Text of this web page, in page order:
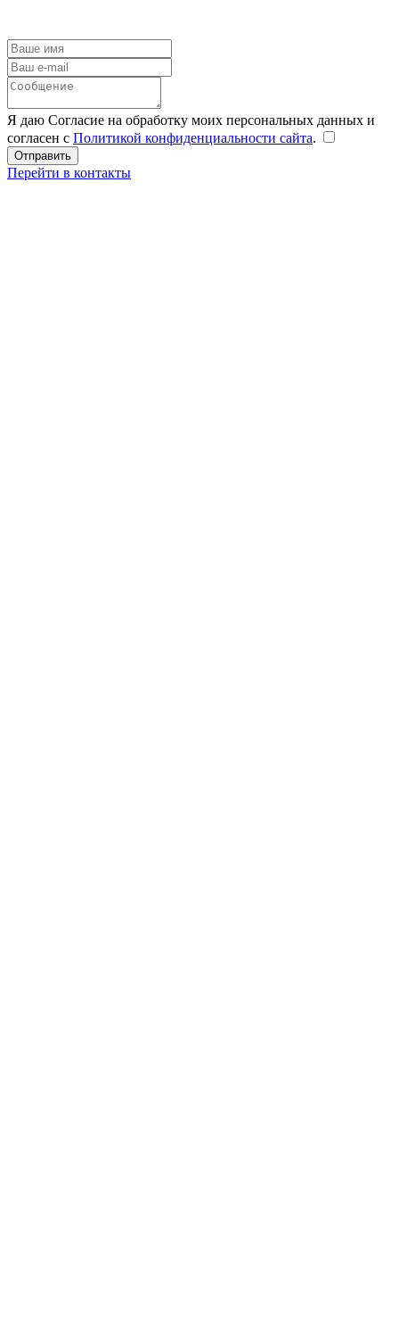
Я даю Согласие на обработку моих персональных данных и
согласен с Политикой конфиденциальности сайта.
Перейти в контакты